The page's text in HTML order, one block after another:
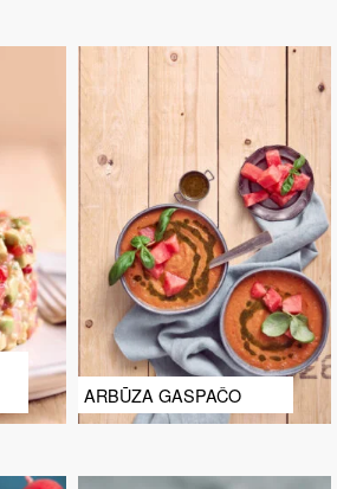
ARBŪZA GASPAČO